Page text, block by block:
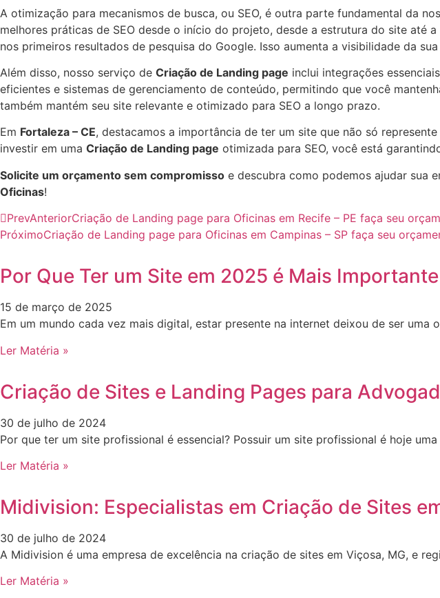
A otimização para mecanismos de busca, ou SEO, é outra parte fundamental da
melhores práticas de SEO desde o início do projeto, desde a estrutura do site até
nos primeiros resultados de pesquisa do Google. Isso aumenta a visibilidade da
Além disso, nosso serviço de Criação de Landing page inclui integrações
eficientes e sistemas de gerenciamento de conteúdo, permitindo que você
também mantém seu site relevante e otimizado para SEO a longo prazo.
Em Fortaleza – CE, destacamos a importância de ter um site que não só represente
investir em uma Criação de Landing page otimizada para SEO, você está
Solicite um orçamento sem compromisso e descubra como podemos ajudar sua
Oficinas!
PrevAnteriorCriação de Landing page para Oficinas em Recife – PE faça seu
PróximoCriação de Landing page para Oficinas em Campinas – SP faça seu
Por Que Ter um Site em 2025 é Mais
15 de março de 2025
Em um mundo cada vez mais digital, estar presente na internet deixou de ser uma
Ler Matéria »
Criação de Sites e Landing Pages para
30 de julho de 2024
Por que ter um site profissional é essencial? Possuir um site profissional é hoje
Ler Matéria »
Midivision: Especialistas em Criação de Sites
30 de julho de 2024
A Midivision é uma empresa de excelência na criação de sites em Viçosa, MG, e
Ler Matéria »